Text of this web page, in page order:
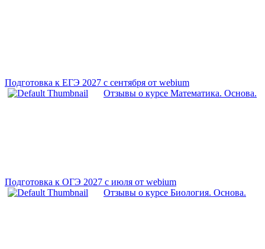
Подготовка к ЕГЭ 2027 с сентября от webium
Отзывы о курсе Математика. Основа.
Подготовка к ОГЭ 2027 с июля от webium
Отзывы о курсе Биология. Основа.